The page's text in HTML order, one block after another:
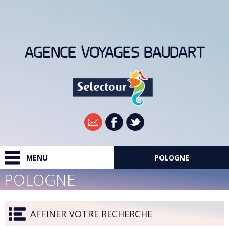
AGENCE VOYAGES BAUDART
Newsletter
MENU POLOGNE
POLOGNE
AFFINER VOTRE RECHERCHE